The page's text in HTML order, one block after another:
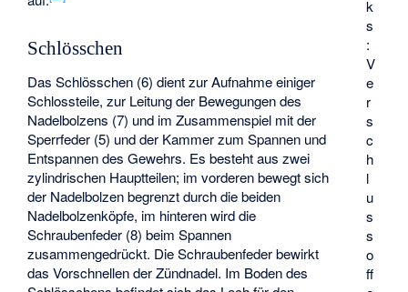
k
s
:
V
e
r
s
c
h
l
u
s
s
o
ff
Schlösschen
Das Schlösschen (6) dient zur Aufnahme einiger
Schlossteile, zur Leitung der Bewegungen des
Nadelbolzens (7) und im Zusammenspiel mit der
Sperrfeder (5) und der Kammer zum Spannen und
Entspannen des Gewehrs. Es besteht aus zwei
zylindrischen Hauptteilen; im vorderen bewegt sich
der Nadelbolzen begrenzt durch die beiden
Nadelbolzenköpfe, im hinteren wird die
Schraubenfeder (8) beim Spannen
zusammengedrückt. Die Schraubenfeder bewirkt
das Vorschnellen der Zündnadel. Im Boden des